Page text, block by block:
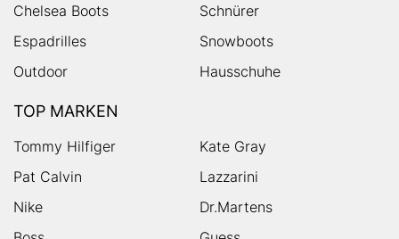
Chelsea Boots
Schnürer
Espadrilles
Snowboots
Outdoor
Hausschuhe
TOP MARKEN
Tommy Hilfiger
Kate Gray
Pat Calvin
Lazzarini
Nike
Dr.Martens